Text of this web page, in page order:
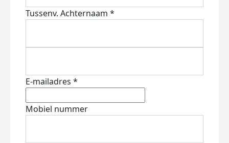
Tussenv. Achternaam *
E-mailadres *
Mobiel nummer